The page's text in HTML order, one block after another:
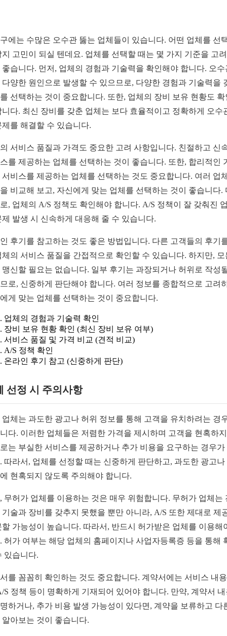
에는 수많은 오수관 뚫는 업체들이 있습니다. 어떤 업체를 선
지 고민이 되실 텐데요. 업체를 선택할 때는 몇 가지 기준을 고
좋습니다. 먼저, 업체의 경험과 기술력을 확인해야 합니다. 오수
다양한 원인으로 발생할 수 있으므로, 다양한 경험과 기술력을
선택하는 것이 중요합니다. 또한, 업체의 장비 보유 현황도 확
니다. 최신 장비를 갖춘 업체는 보다 효율적이고 정확하게 오수
제를 해결할 수 있습니다.
서비스 품질과 가격도 중요한 고려 사항입니다. 친절하고 신
를 제공하는 업체를 선택하는 것이 좋습니다. 또한, 합리적인
서비스를 제공하는 업체를 선택하는 것도 중요합니다. 여러 업
비교해 보고, 자신에게 맞는 업체를 선택하는 것이 좋습니다.
, 업체의 A/S 정책도 확인해야 합니다. A/S 정책이 잘 갖춰진
제 발생 시 신속하게 대응해 줄 수 있습니다.
후기를 참고하는 것도 좋은 방법입니다. 다른 고객들의 후기
체의 서비스 품질을 간접적으로 확인할 수 있습니다. 하지만, 모
맹신할 필요는 없습니다. 일부 후기는 과장되거나 허위로 작성
로, 신중하게 판단해야 합니다. 여러 정보를 종합적으로 고려
게 맞는 업체를 선택하는 것이 중요합니다.
업체의 경험과 기술력 확인
장비 보유 현황 확인 (최신 장비 보유 여부)
서비스 품질 및 가격 비교 (견적 비교)
A/S 정책 확인
온라인 후기 참고 (신중하게 판단)
선정 시 주의사항
업체는 과도한 광고나 허위 정보를 통해 고객을 유치하려는 경
다. 이러한 업체들은 저렴한 가격을 제시하며 고객을 현혹하
는 부실한 서비스를 제공하거나 추가 비용을 요구하는 경우가
따라서, 업체를 선정할 때는 신중하게 판단하고, 과도한 광고나
현혹되지 않도록 주의해야 합니다.
무허가 업체를 이용하는 것은 매우 위험합니다. 무허가 업체는
기술과 장비를 갖추지 못했을 뿐만 아니라, A/S 또한 제대로 제
할 가능성이 높습니다. 따라서, 반드시 허가받은 업체를 이용해
허가 여부는 해당 업체의 홈페이지나 사업자등록증 등을 통해
있습니다.
를 꼼꼼히 확인하는 것도 중요합니다. 계약서에는 서비스 내
S 정책 등이 명확하게 기재되어 있어야 합니다. 만약, 계약서
하거나, 추가 비용 발생 가능성이 있다면, 계약을 보류하고 다
알아보는 것이 좋습니다.